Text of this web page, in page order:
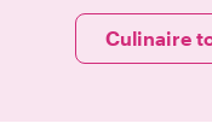
Culinaire